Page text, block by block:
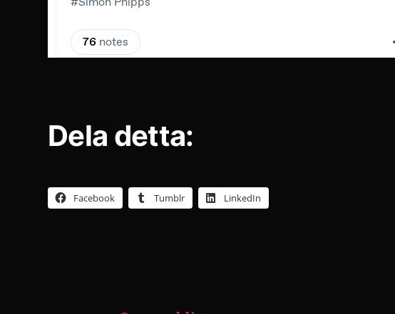
Dela detta:
Facebook Tumblr LinkedIn